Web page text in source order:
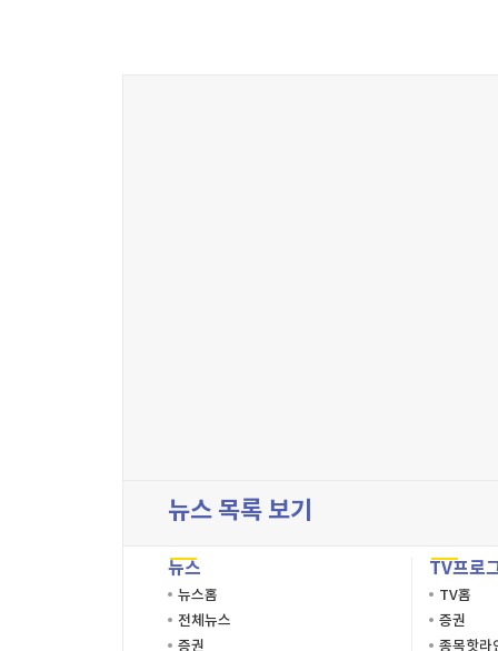
뉴스 목록 보기
뉴스
뉴스홈
전체뉴스
증권
TV프로
TV홈
증권
종목핫라